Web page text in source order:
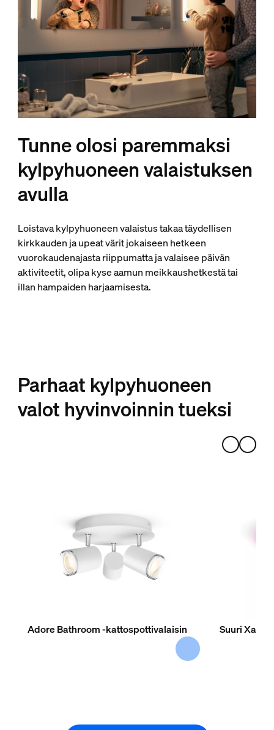
Tunne olosi paremmaksi
kylpyhuoneen valaistuksen
avulla
Loistava kylpyhuoneen valaistus takaa täydellisen
kirkkauden ja upeat värit jokaiseen hetkeen
vuorokaudenajasta riippumatta ja valaisee päivän
aktiviteetit, olipa kyse aamun meikkaushetkestä tai
illan hampaiden harjaamisesta.
Parhaat kylpyhuoneen
valot hyvinvoinnin tueksi
Adore Bathroom -kattospottivalaisin Suuri